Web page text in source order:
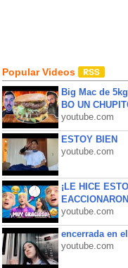
Popular Videos
Big Mac de
BO UN
youtube.com
ESTOY BIEN
youtube.com
¡LE HICE
youtube.com
encerrada en
youtube.com